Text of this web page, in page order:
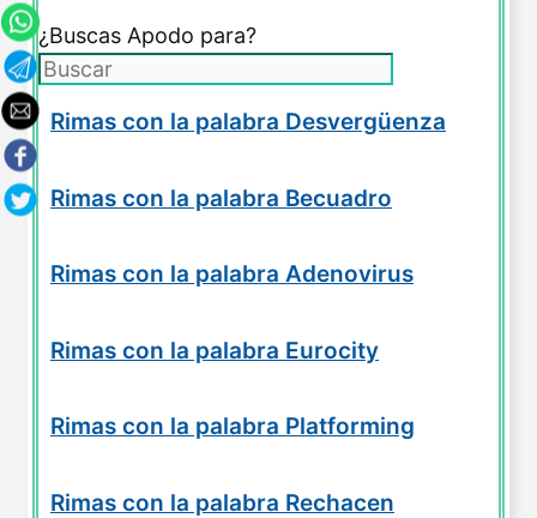
¿Buscas Apodo para?
Rimas con la palabra Desvergüenza
Rimas con la palabra Becuadro
Rimas con la palabra Adenovirus
Rimas con la palabra Eurocity
Rimas con la palabra Platforming
Rimas con la palabra Rechacen